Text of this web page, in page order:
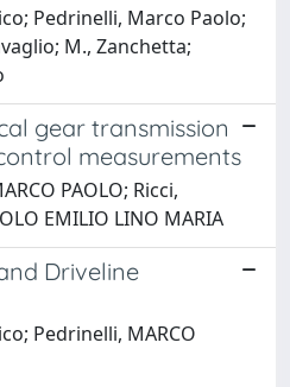
Pedrinelli, Marco Paolo;
M., Zanchetta;
gear transmission
measurements
PAOLO; Ricci,
EMILIO LINO MARIA
Driveline
Pedrinelli, MARCO